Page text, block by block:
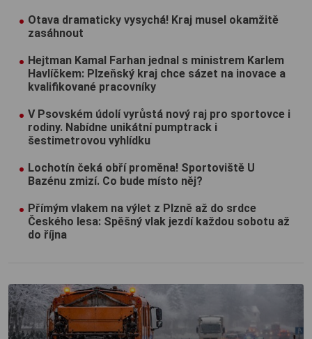
Otava dramaticky vysychá! Kraj musel okamžitě
zasáhnout
Hejtman Kamal Farhan jednal s ministrem Karlem
Havlíčkem: Plzeňský kraj chce sázet na inovace a
kvalifikované pracovníky
V Psovském údolí vyrůstá nový raj pro sportovce i
rodiny. Nabídne unikátní pumptrack i
šestimetrovou vyhlídku
Lochotín čeká obří proměna! Sportoviště U
Bazénu zmizí. Co bude místo něj?
Přímým vlakem na výlet z Plzně až do srdce
Českého lesa: Spěšný vlak jezdí každou sobotu až
do října